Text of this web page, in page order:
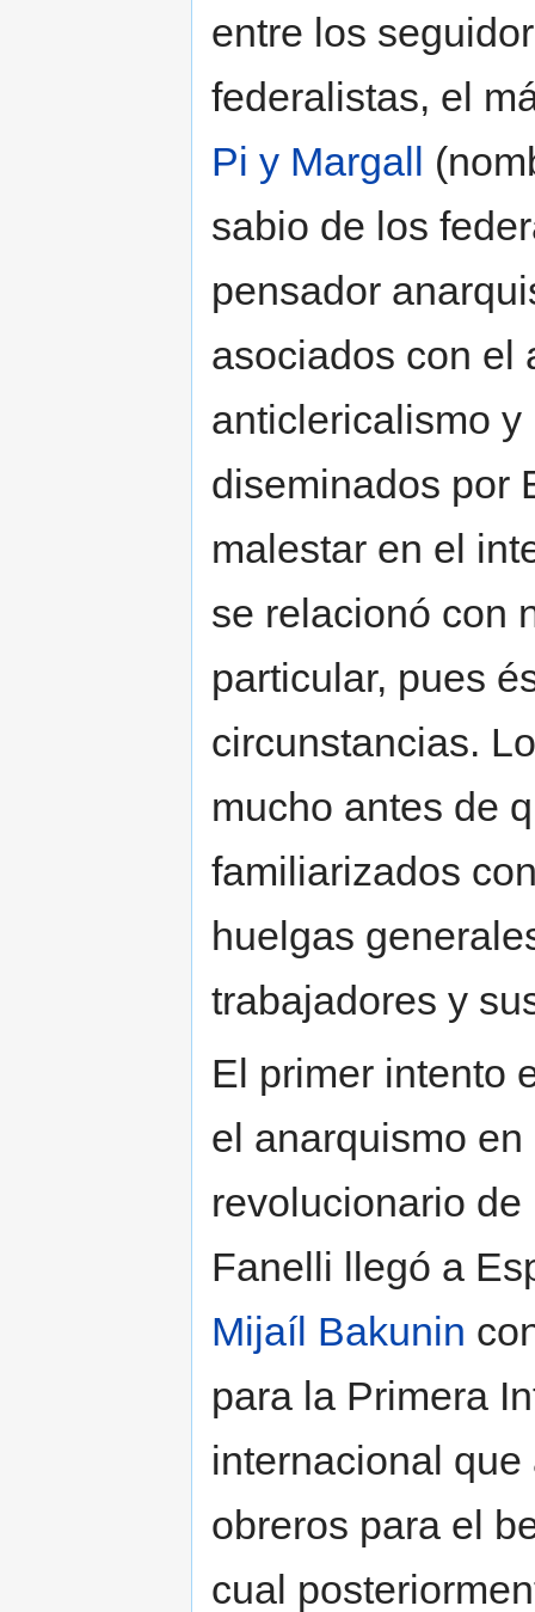
entre los
federalistas, el
Pi y Margall
sabio de los
pensador
asociados con el
anticlericalismo
diseminados por
malestar en el
se relacionó con
particular, pues
circunstancias.
mucho antes de
familiarizados
huelgas
trabajadores y
El primer intento
el anarquismo
revolucionario
Fanelli llegó a
Mijaíl Bakunin
para la Primera
internacional
obreros para el
cual